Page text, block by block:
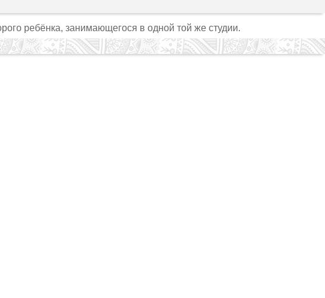
ребёнка, занимающегося в одной той же студии.